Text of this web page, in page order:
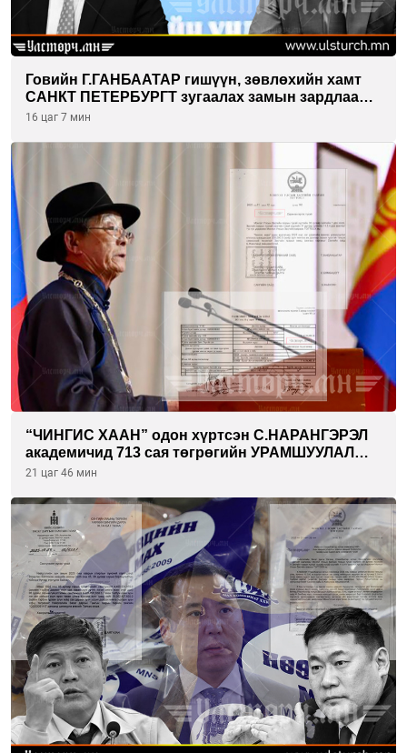
Говийн Г.ГАНБААТАР гишүүн, зөвлөхийн хамт
САНКТ ПЕТЕРБУРГТ зугаалах замын зардлаа
“ИНҮТ” ТӨХХК даажээ
16 цаг 7 мин
“ЧИНГИС ХААН” одон хүртсэн С.НАРАНГЭРЭЛ
академичид 713 сая төгрөгийн УРАМШУУЛАЛ
олгожээ
21 цаг 46 мин